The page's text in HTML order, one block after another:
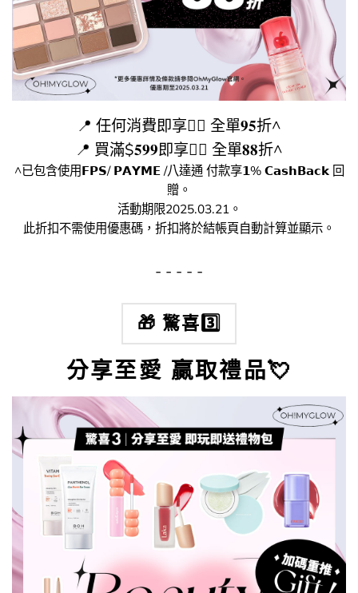
📍​ 任何消費即享👉🏻​ 全單𝟗𝟓折^
📍​ 買滿$𝟓𝟗𝟗即享👉🏻​ 全單𝟖𝟖折^
^已包含使用𝗙𝗣𝗦/ 𝗣𝗔𝗬𝗠𝗘 /八達通 付款享𝟭% 𝗖𝗮𝘀𝗵𝗕𝗮𝗰𝗸 回
贈。
活動期限2025.03.21。
此折扣不需使用優惠碼，折扣將於結帳頁自動計算並顯示。
- - - - -
🎁 驚喜3️⃣
分享至愛 贏取禮品💘